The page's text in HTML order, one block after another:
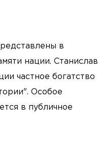
в
нации. Станислав
частное богатство
Особое
в публичное